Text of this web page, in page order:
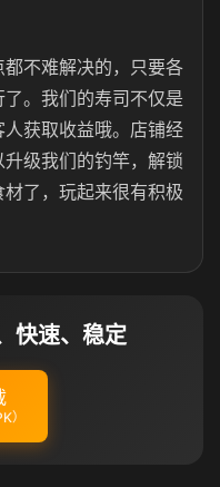
不难解决的，只要各
。我们的寿司不仅是
获取收益哦。店铺经
级我们的钓竿，解锁
了，玩起来很有积极
快速、稳定
）